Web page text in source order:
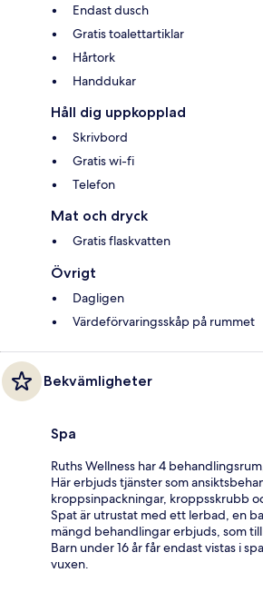
Endast dusch
Gratis toalettartiklar
Hårtork
Handdukar
Håll dig uppkopplad
Skrivbord
Gratis wi-fi
Telefon
Mat och dryck
Gratis flaskvatten
Övrigt
Dagligen
Värdeförvaringsskåp på rummet
Bekvämligheter
Spa
Ruths Wellness har 4
Här erbjuds tjänster som
kroppsinpackningar, kroppsskrubb
Spat är utrustat med ett lerbad, en
mängd behandlingar erbjuds, som
Barn under 16 år får endast vistas i
vuxen.